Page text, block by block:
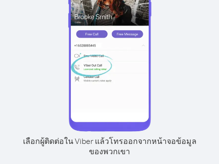
เลือกผู้ติดต่อใน Viber แล้วโทรออกจากหน้าจอข้อมูล
ของพวกเขา